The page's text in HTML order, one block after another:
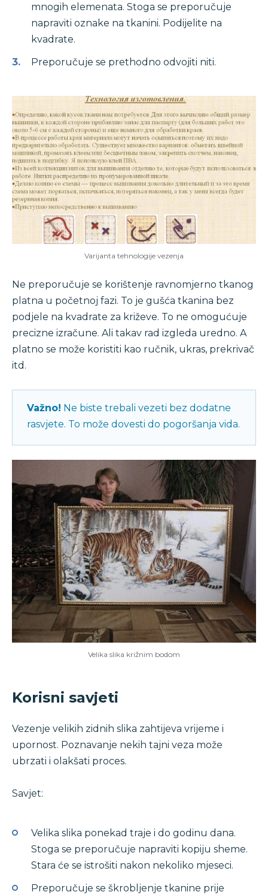
mnogih elemenata. Stoga se preporučuje
napraviti oznake na tkanini. Podijelite na
kvadrate.
Preporučuje se prethodno odvojiti niti.
Varijanta tehnologije vezenja
Ne preporučuje se korištenje ravnomjerno tkanog
platna u početnoj fazi. To je gušća tkanina bez
podjele na kvadrate za križeve. To ne omogućuje
precizne izračune. Ali takav rad izgleda uredno. A
platno se može koristiti kao ručnik, ukras, prekrivač
itd.
Važno! Ne biste trebali vezeti bez dodatne
rasvjete. To može dovesti do pogoršanja vida.
Velika slika križnim bodom
Korisni savjeti
Vezenje velikih zidnih slika zahtijeva vrijeme i
upornost. Poznavanje nekih tajni veza može
ubrzati i olakšati proces.
Savjet:
Velika slika ponekad traje i do godinu dana.
Stoga se preporučuje napraviti kopiju sheme.
Stara će se istrošiti nakon nekoliko mjeseci.
Preporučuje se škrobljenje tkanine prije